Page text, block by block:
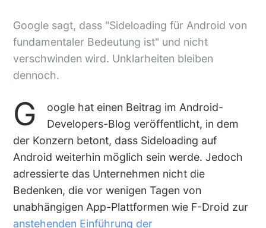
Google sagt, dass "Sideloading für Android von
fundamentaler Bedeutung ist" und nicht
verschwinden wird. Unklarheiten bleiben
dennoch.
G
oogle hat einen Beitrag im Android-
Developers-Blog veröffentlicht, in dem
der Konzern betont, dass Sideloading auf
Android weiterhin möglich sein werde. Jedoch
adressierte das Unternehmen nicht die
Bedenken, die vor wenigen Tagen von
unabhängigen App-Plattformen wie F-Droid zur
anstehenden Einführung der